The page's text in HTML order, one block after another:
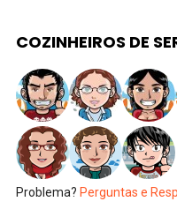
COZINHEIROS DE
Problema? Perguntas e